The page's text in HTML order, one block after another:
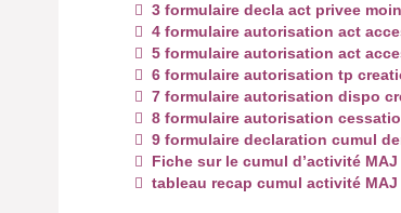
3 formulaire decla act privee
4 formulaire autorisation act
5 formulaire autorisation act
6 formulaire autorisation tp
7 formulaire autorisation dispo
8 formulaire autorisation
9 formulaire declaration cumul
Fiche sur le cumul d’activité MAJ
tableau recap cumul activité MAJ